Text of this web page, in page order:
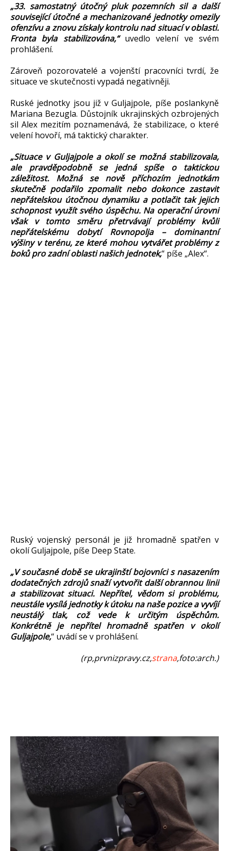
„33. samostatný útočný pluk pozemních sil a další
související útočné a mechanizované jednotky omezily
ofenzívu a znovu získaly kontrolu nad situací v oblasti.
Fronta byla stabilizována,“uvedlo velení ve svém
prohlášení.
Zároveň pozorovatelé a vojenští pracovníci tvrdí, že
situace ve skutečnosti vypadá negativněji.
Ruské jednotky jsou již v Guljajpole, píše poslankyně
Mariana Bezugla. Důstojník ukrajinských ozbrojených
sil Alex mezitím poznamenává, že stabilizace, o které
velení hovoří, má taktický charakter.
„Situace v Guljajpole a okolí se možná stabilizovala,
ale pravděpodobně se jedná spíše o taktickou
záležitost. Možná se nově příchozím jednotkám
skutečně podařilo zpomalit nebo dokonce zastavit
nepřátelskou útočnou dynamiku a potlačit tak jejich
schopnost využít svého úspěchu. Na operační úrovni
však v tomto směru přetrvávají problémy kvůli
nepřátelskému dobytí Rovnopolja – dominantní
výšiny v terénu, ze které mohou vytvářet problémy z
boků pro zadní oblasti našich jednotek,“ píše „Alex“.
Ruský vojenský personál je již hromadně spatřen v
okolí Guljajpole, píše Deep State.
„V současné době se ukrajinští bojovníci s nasazením
dodatečných zdrojů snaží vytvořit další obrannou linii
a stabilizovat situaci. Nepřítel, vědom si problému,
neustále vysílá jednotky k útoku na naše pozice a vyvíjí
neustálý tlak, což vede k určitým úspěchům.
Konkrétně je nepřítel hromadně spatřen v okolí
Guljajpole,“ uvádí se v prohlášení.
(rp,prvnizpravy.cz,strana,foto:arch.)